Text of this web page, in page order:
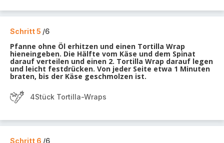
Schritt 5 /6
Pfanne ohne Öl erhitzen und einen Tortilla Wrap
hieneingeben. Die Hälfte vom Käse und dem Spinat
darauf verteilen und einen 2. Tortilla Wrap darauf legen
und leicht festdrücken. Von jeder Seite etwa 1 Minuten
braten, bis der Käse geschmolzen ist.
4Stück Tortilla-Wraps
Schritt 6 /6